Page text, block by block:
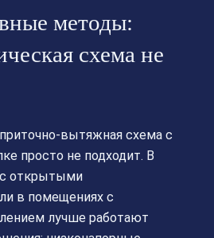
методы:
схема не
вытяжная схема с
просто не подходит. В
с открытыми
в помещениях с
лучше работают